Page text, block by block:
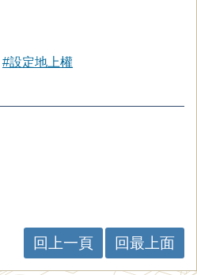
#設定地上權
回上一頁 回最上面